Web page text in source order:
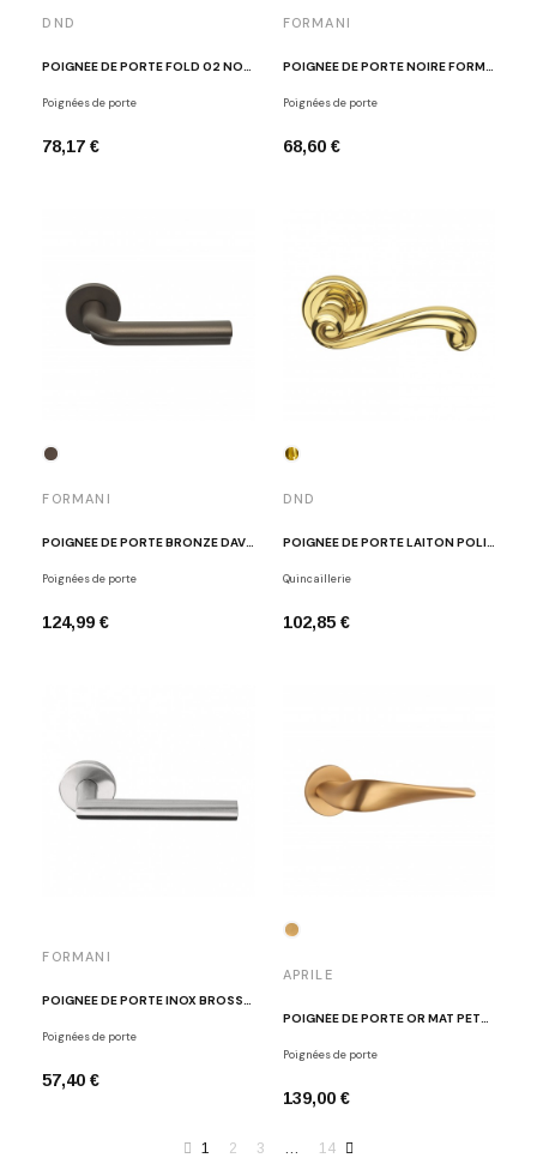
DND
POIGNÉE DE PORTE FOLD 02 NOIR MAT
Poignées de porte
78,17 €
FORMANI
POIGNÉE DE PORTE NOIRE FORMANI BSQ1-G NM
Poignées de porte
68,60 €
FORMANI
POIGNÉE DE PORTE BRONZE DAVID ROCKWELL DR100-G BR
Poignées de porte
124,99 €
DND
POIGNÉE DE PORTE LAITON POLI LADY
Quincaillerie
102,85 €
FORMANI
POIGNÉE DE PORTE INOX BROSSÉ FORMANI LB2-19 IN
Poignées de porte
57,40 €
APRILE
POIGNÉE DE PORTE OR MAT PETUNIA
Poignées de porte
139,00 €
1 2 3 … 14